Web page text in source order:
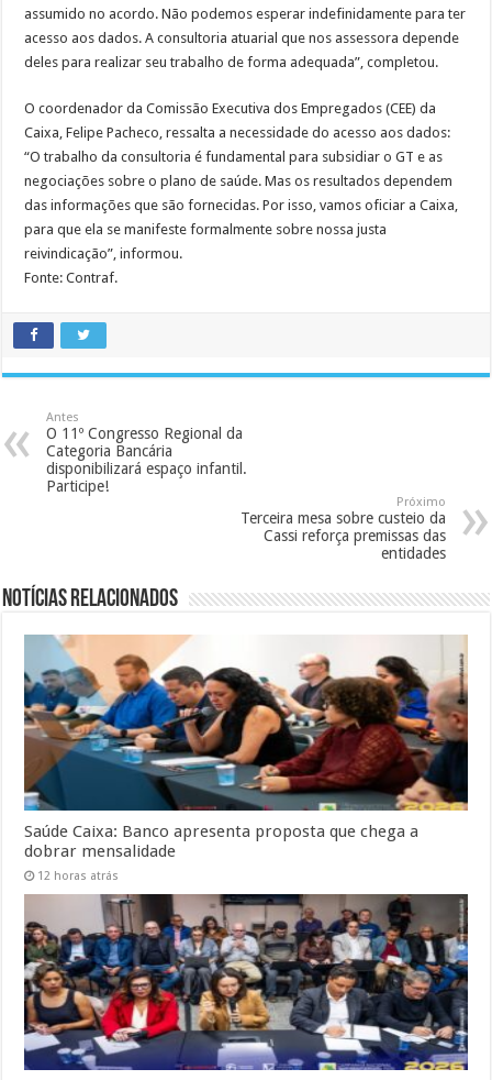
assumido no acordo. Não podemos esperar indefinidamente para ter
acesso aos dados. A consultoria atuarial que nos assessora depende
deles para realizar seu trabalho de forma adequada”, completou.
O coordenador da Comissão Executiva dos Empregados (CEE) da
Caixa, Felipe Pacheco, ressalta a necessidade do acesso aos dados:
“O trabalho da consultoria é fundamental para subsidiar o GT e as
negociações sobre o plano de saúde. Mas os resultados dependem
das informações que são fornecidas. Por isso, vamos oficiar a Caixa,
para que ela se manifeste formalmente sobre nossa justa
reivindicação”, informou.
Fonte: Contraf.
Antes
O 11º Congresso Regional da
Categoria Bancária
disponibilizará espaço infantil.
Participe!
Próximo
Terceira mesa sobre custeio da
Cassi reforça premissas das
entidades
Notícias Relacionados
Saúde Caixa: Banco apresenta proposta que chega a
dobrar mensalidade
12 horas atrás